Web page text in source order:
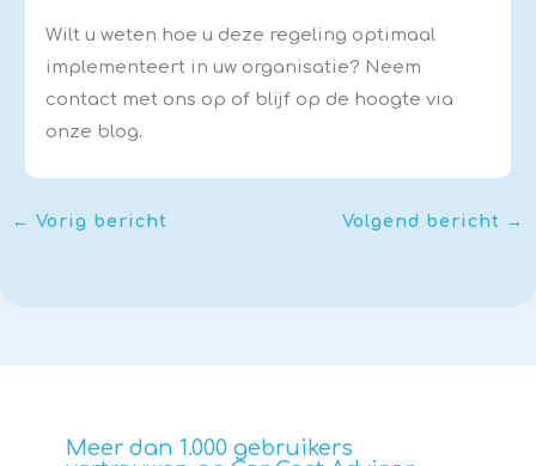
Wilt u weten hoe u deze regeling optimaal
implementeert in uw organisatie? Neem
contact met ons op of blijf op de hoogte via
onze blog.
← Vorig bericht Volgend bericht →
Meer dan 1.000 gebruikers